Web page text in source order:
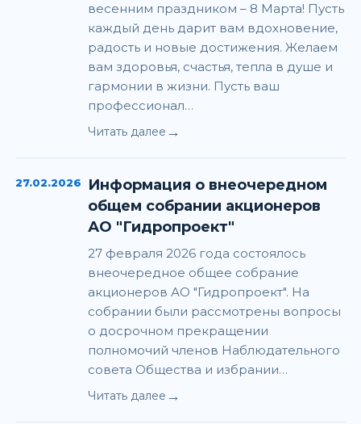
весенним праздником – 8 Марта! Пусть
каждый день дарит вам вдохновение,
радость и новые достижения. Желаем
вам здоровья, счастья, тепла в душе и
гармонии в жизни. Пусть ваш
профессионал…
Читать далее →
27.02.2026
Информация о внеочередном
общем собрании акционеров
АО "Гидропроект"
27 февраля 2026 года состоялось
внеочередное общее собрание
акционеров АО "Гидропроект". На
собрании были рассмотрены вопросы
о досрочном прекращении
полномочий членов Наблюдательного
совета Общества и избрании…
Читать далее →